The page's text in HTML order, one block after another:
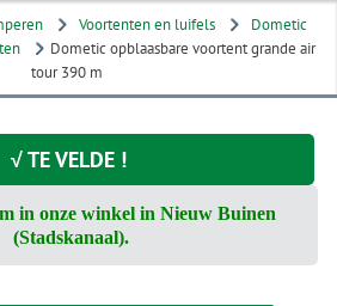
Voortenten en luifels
Dometic
Dometic opblaasbare voortent grande air
tour 390 m
√ TE VELDE !
in onze winkel in Nieuw Buinen
(Stadskanaal).